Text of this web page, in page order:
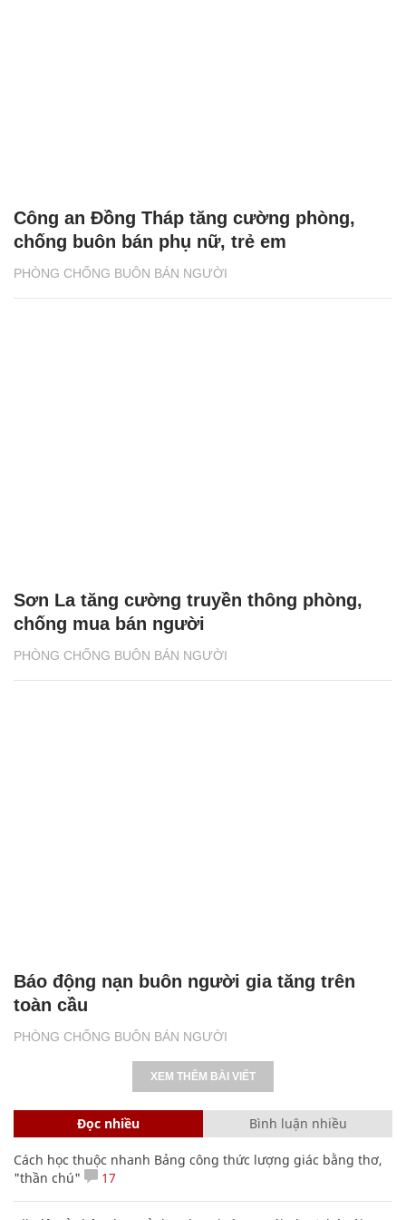
PHÒNG CHỐNG BUÔN BÁN NGƯỜI
Công an Đồng Tháp tăng cường phòng,
chống buôn bán phụ nữ, trẻ em
PHÒNG CHỐNG BUÔN BÁN NGƯỜI
Sơn La tăng cường truyền thông phòng,
chống mua bán người
PHÒNG CHỐNG BUÔN BÁN NGƯỜI
Báo động nạn buôn người gia tăng trên
toàn cầu
XEM THÊM BÀI VIẾT
Đọc nhiều Bình luận nhiều
Cách học thuộc nhanh Bảng công thức lượng giác bằng thơ,
"thần chú"
17